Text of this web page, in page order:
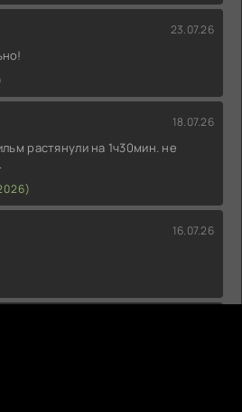
23.07.26
18.07.26
растянули на 1ч30мин. не
16.07.26